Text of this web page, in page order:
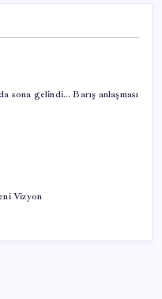
sona gelindi… Barış anlaşması
Vizyon